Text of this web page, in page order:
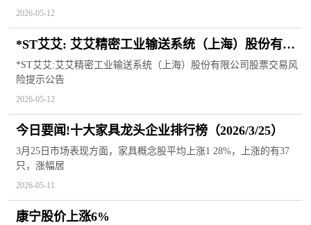
2026-05-12
*ST艾艾: 艾艾精密工业输送系统（上海）股份有限
公司股票交易风险提示公告_当前信息
*ST艾艾:艾艾精密工业输送系统（上海）股份有限公司股票交易风
险提示公告
2026-05-12
今日要闻!十大家具龙头企业排行榜（2026/3/25）
3月25日市场表现方面，家具概念股平均上涨1 28%，上涨的有37
只，涨幅居
2026-05-11
康宁股价上涨6%